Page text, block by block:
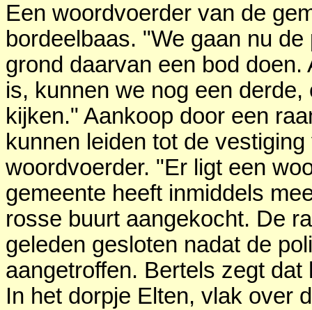
Een woordvoerder van de
bordeelbaas. "We gaan nu
grond daarvan een bod
is, kunnen we nog een
kijken." Aankoop door een
kunnen leiden tot de
woordvoerder. "Er ligt een
gemeente heeft inmiddels
rosse buurt aangekocht. De
geleden gesloten nadat de
aangetroffen. Bertels zegt
In het dorpje Elten, vlak over